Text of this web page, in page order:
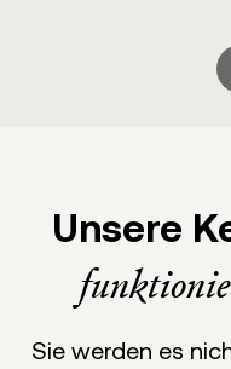
Unsere
Sie werden es